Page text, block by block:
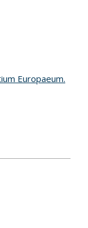
Europaeum.